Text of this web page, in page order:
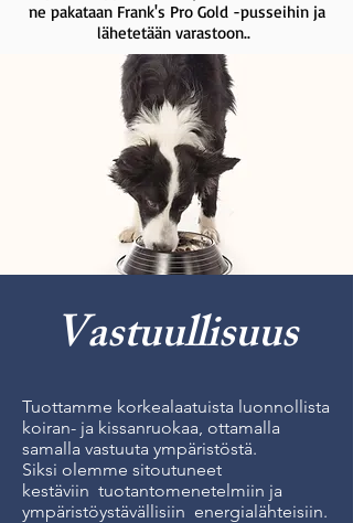
ne pakataan Frank's Pro Gold -pusseihin ja
lähetetään varastoon..
Vastuullisuus
Tuottamme korkealaatuista luonnollista
koiran- ja kissanruokaa, ottamalla
samalla vastuuta ympäristöstä.
Siksi olemme sitoutuneet
kestäviin tuotantomenetelmiin ja
ympäristöystävällisiin energialähteisiin.